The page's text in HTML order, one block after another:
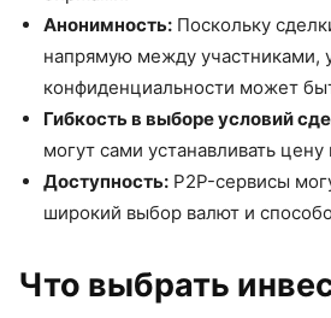
Анонимность: Поскольку
напрямую между участниками,
конфиденциальности может
Гибкость в выборе условий
могут сами устанавливать
Доступность: P2P-сервисы
широкий выбор валют и
Что выбрать